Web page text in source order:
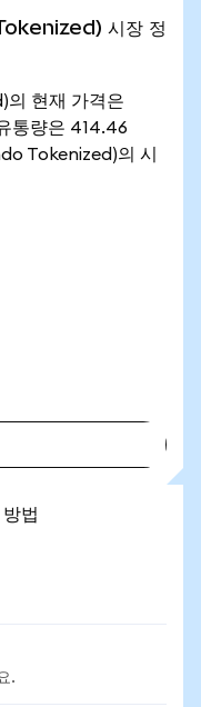
시장 정
현재 가격은
통량은 414.46
Tokenized)의 시
법
.